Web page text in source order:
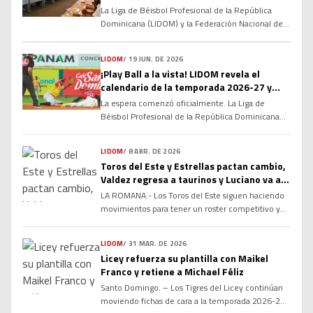
del béisbol invernal dominicano
La Liga de Béisbol Profesional de la República
Dominicana (LIDOM) y la Federación Nacional de
Colectivo, marcando el inicio de un proceso de
diálogo que busca consolidar las relaciones
laborales y fortalecer la estructura del béisbol
profesional dominicano de cara a las […]
LIDOM/ 19 JUN. DE 2026
¡Play Ball a la vista! LIDOM revela el
calendario de la temporada 2026-27 y
enciende la cuenta regresiva
La espera comenzó oficialmente. La Liga de
Béisbol Profesional de la República Dominicana
el inicio de la cuenta regresiva para una nueva
temporada cargada de rivalidades, emociones y
grandes expectativas. La serie regular arrancará el
próximo 16 de octubre y concluirá el 22 […]
LIDOM/ 8 ABR. DE 2026
Toros del Este y Estrellas pactan cambio,
Valdez regresa a taurinos y Luciano va a
Estrellas
LA ROMANA.- Los Toros del Este siguen haciendo
movimientos para tener un roster competitivo y
en cambio desde las Estrellas Orientales, por el
jardinero Marco Luciano. Valdez, seleccionado por
los Toros en la ronda tres del Draft de Novatos del
2021, viene de […]
LIDOM/ 31 MAR. DE 2026
Licey refuerza su plantilla con Maikel
Franco y retiene a Michael Féliz
Santo Domingo. – Los Tigres del Licey continúan
moviendo fichas de cara a la temporada 2026-27